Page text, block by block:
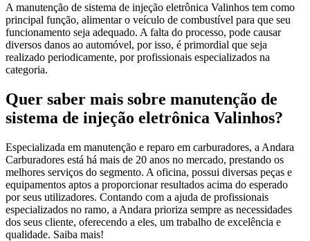
A manutenção de sistema de injeção eletrônica Valinhos tem como
principal função, alimentar o veículo de combustível para que seu
funcionamento seja adequado. A falta do processo, pode causar
diversos danos ao automóvel, por isso, é primordial que seja
realizado periodicamente, por profissionais especializados na
categoria.
Quer saber mais sobre manutenção de
sistema de injeção eletrônica Valinhos?
Especializada em manutenção e reparo em carburadores, a Andara
Carburadores está há mais de 20 anos no mercado, prestando os
melhores serviços do segmento. A oficina, possui diversas peças e
equipamentos aptos a proporcionar resultados acima do esperado
por seus utilizadores. Contando com a ajuda de profissionais
especializados no ramo, a Andara prioriza sempre as necessidades
dos seus cliente, oferecendo a eles, um trabalho de excelência e
qualidade. Saiba mais!